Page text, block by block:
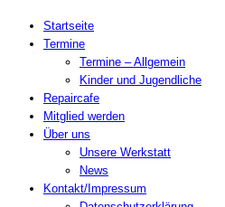
Startseite
Termine
Termine – Allgemein
Kinder und Jugendliche
Repaircafe
Mitglied werden
Über uns
Unsere Werkstatt
News
Kontakt/Impressum